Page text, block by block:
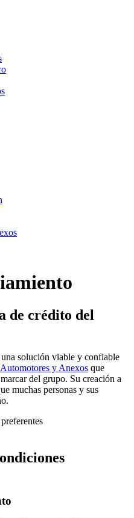
de crédito del
solución viable y confiable
Automotores y Anexos que
del grupo. Su creación a
muchas personas y sus